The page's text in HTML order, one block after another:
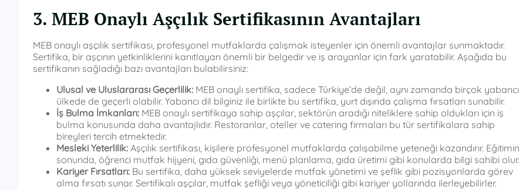
3. MEB Onaylı Aşçılık Sertifikasının Avantajları
MEB onaylı aşçılık sertifikası, profesyonel mutfaklarda çalışmak isteyenler için önemli avantajlar sunmaktadır.
Sertifika, bir aşçının yetkinliklerini kanıtlayan önemli bir belgedir ve iş arayanlar için fark yaratabilir. Aşağıda bu
sertifikanın sağladığı bazı avantajları bulabilirsiniz:
Ulusal ve Uluslararası Geçerlilik: MEB onaylı sertifika, sadece Türkiye’de değil, aynı zamanda birçok yabancı
ülkede de geçerli olabilir. Yabancı dil bilginiz ile birlikte bu sertifika, yurt dışında çalışma fırsatları sunabilir.
İş Bulma İmkanları: MEB onaylı sertifikaya sahip aşçılar, sektörün aradığı niteliklere sahip oldukları için iş
bulma konusunda daha avantajlıdır. Restoranlar, oteller ve catering firmaları bu tür sertifikalara sahip
bireyleri tercih etmektedir.
Mesleki Yeterlilik: Aşçılık sertifikası, kişilere profesyonel mutfaklarda çalışabilme yeteneği kazandırır. Eğitimin
sonunda, öğrenci mutfak hijyeni, gıda güvenliği, menü planlama, gıda üretimi gibi konularda bilgi sahibi olur.
Kariyer Fırsatları: Bu sertifika, daha yüksek seviyelerde mutfak yönetimi ve şeflik gibi pozisyonlarda görev
alma fırsatı sunar. Sertifikalı aşçılar, mutfak şefliği veya yöneticiliği gibi kariyer yollarında ilerleyebilirler.